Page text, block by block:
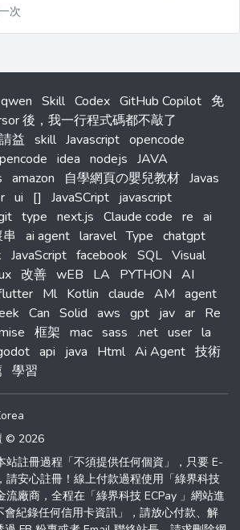
次
qwen Skill Codex GitHub Copilot 免
後，我一行程式碼都不敲了
請益 skill Javascript opencode
idea nodejs JAVA
amazon 自學網頁の嬰兒教材 Javas
ui [] JavaSCript javascript
type next.js Claude code re ai
ai agent laravel Type chatgpt
JavaScript facebook SQL Visual
改善 wEB LA PYTHON AI
Ml Kotlin claude AM agent
Can Solid aws gpt jav ar Re
框架 mac sass .net user la
api java Html Ai Agent 技術
學習
© 2026
註冊過程「不須提供任何個資」，只要 E-
請安心註冊！線上付款過程使用「綠界科技
流廠商，全程在「綠界科技 ECPay 」網站進
紀錄任何信用卡資訊」，請放心付款、解